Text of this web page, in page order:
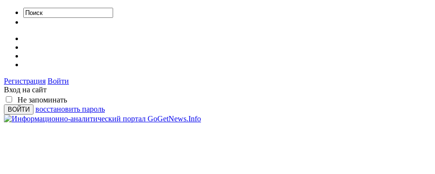
Регистрация Войти
Вход на сайт
Не запоминать
восстановить пароль